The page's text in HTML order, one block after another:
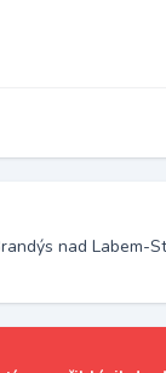
nad Labem-